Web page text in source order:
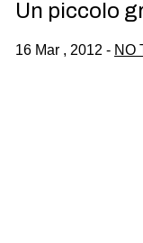
Un piccolo
16 Mar , 2012 - NO